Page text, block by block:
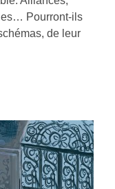
Pourront-ils
de leur